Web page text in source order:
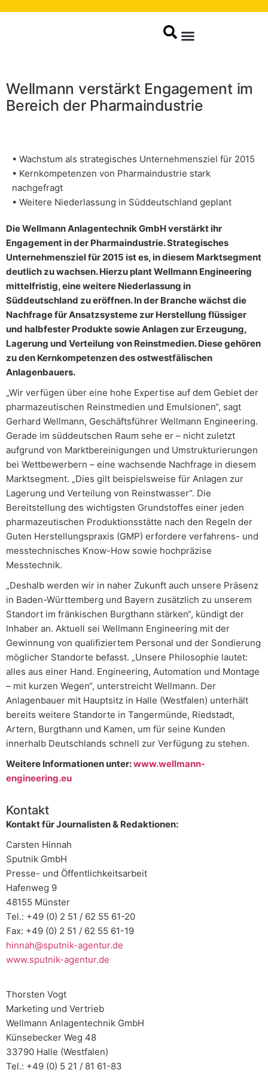
Wellmann verstärkt Engagement im
Bereich der Pharmaindustrie
• Wachstum als strategisches Unternehmensziel für 2015
• Kernkompetenzen von Pharmaindustrie stark
nachgefragt
• Weitere Niederlassung in Süddeutschland geplant
Die Wellmann Anlagentechnik GmbH verstärkt ihr
Engagement in der Pharmaindustrie. Strategisches
Unternehmensziel für 2015 ist es, in diesem Marktsegment
deutlich zu wachsen. Hierzu plant Wellmann Engineering
mittelfristig, eine weitere Niederlassung in
Süddeutschland zu eröffnen. In der Branche wächst die
Nachfrage für Ansatzsysteme zur Herstellung flüssiger
und halbfester Produkte sowie Anlagen zur Erzeugung,
Lagerung und Verteilung von Reinstmedien. Diese gehören
zu den Kernkompetenzen des ostwestfälischen
Anlagenbauers.
„Wir verfügen über eine hohe Expertise auf dem Gebiet der
pharmazeutischen Reinstmedien und Emulsionen“, sagt
Gerhard Wellmann, Geschäftsführer Wellmann Engineering.
Gerade im süddeutschen Raum sehe er – nicht zuletzt
aufgrund von Marktbereinigungen und Umstrukturierungen
bei Wettbewerbern – eine wachsende Nachfrage in diesem
Marktsegment. „Dies gilt beispielsweise für Anlagen zur
Lagerung und Verteilung von Reinstwasser“. Die
Bereitstellung des wichtigsten Grundstoffes einer jeden
pharmazeutischen Produktionsstätte nach den Regeln der
Guten Herstellungspraxis (GMP) erfordere verfahrens- und
messtechnisches Know-How sowie hochpräzise
Messtechnik.
„Deshalb werden wir in naher Zukunft auch unsere Präsenz
in Baden-Württemberg und Bayern zusätzlich zu unserem
Standort im fränkischen Burgthann stärken“, kündigt der
Inhaber an. Aktuell sei Wellmann Engineering mit der
Gewinnung von qualifiziertem Personal und der Sondierung
möglicher Standorte befasst. „Unsere Philosophie lautet:
alles aus einer Hand. Engineering, Automation und Montage
– mit kurzen Wegen“, unterstreicht Wellmann. Der
Anlagenbauer mit Hauptsitz in Halle (Westfalen) unterhält
bereits weitere Standorte in Tangermünde, Riedstadt,
Artern, Burgthann und Kamen, um für seine Kunden
innerhalb Deutschlands schnell zur Verfügung zu stehen.
Weitere Informationen unter:www.wellmann-
engineering.eu
Kontakt
Kontakt für Journalisten & Redaktionen:
Carsten Hinnah
Sputnik GmbH
Presse- und Öffentlichkeitsarbeit
Hafenweg 9
48155 Münster
Tel.: +49 (0) 2 51 / 62 55 61-20
Fax: +49 (0) 2 51 / 62 55 61-19
hinnah@sputnik-agentur.de
www.sputnik-agentur.de
Thorsten Vogt
Marketing und Vertrieb
Wellmann Anlagentechnik GmbH
Künsebecker Weg 48
33790 Halle (Westfalen)
Tel.: +49 (0) 5 21 / 81 61-83